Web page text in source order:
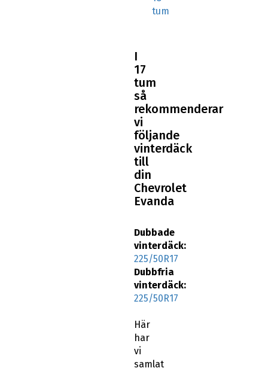
tum
I
17
tum
så
rekommenderar
vi
följande
vinterdäck
till
din
Chevrolet
Evanda
Dubbade
vinterdäck:
225/50R17
Dubbfria
vinterdäck:
225/50R17
Här
har
vi
samlat